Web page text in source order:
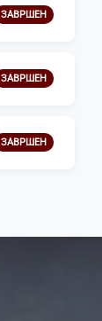
ЗАВРШЕН
ЗАВРШЕН
ЗАВРШЕН